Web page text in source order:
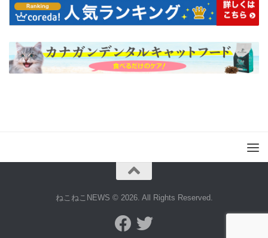
ねこねこNEWS © 2026. All Rights Reserved.